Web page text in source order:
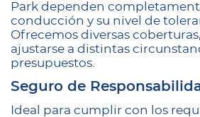
Park dependen
conducción y su nivel de
Ofrecemos diversas
ajustarse a distintas
presupuestos.
Seguro de
Ideal para cumplir con los